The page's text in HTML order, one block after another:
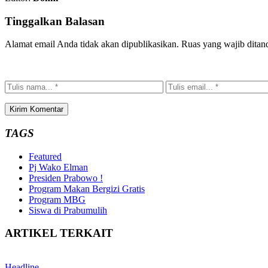
Tinggalkan Balasan
Alamat email Anda tidak akan dipublikasikan. Ruas yang wajib
TAGS
Featured
Pj Wako Elman
Presiden Prabowo !
Program Makan Bergizi Gratis
Program MBG
Siswa di Prabumulih
ARTIKEL TERKAIT